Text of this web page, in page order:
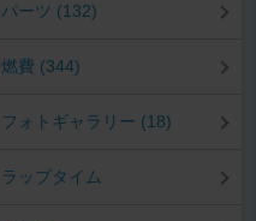
パーツ (132)
燃費 (344)
フォトギャラリー (18)
ラップタイム